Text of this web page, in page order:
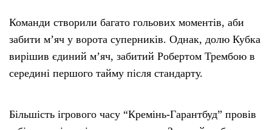
Команди створили багато гольових моментів, аби
забити м’яч у ворота суперників. Однак, долю Кубка
вирішив єдиний м’яч, забитий Робертом Трембою в
середині першого тайму після стандарту.
Більшість ігрового часу “Кремінь-Гарантбуд” провів